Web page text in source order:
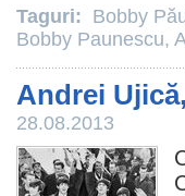
Taguri: Bobby
Bobby Paunescu,
Andrei
28.08.2013